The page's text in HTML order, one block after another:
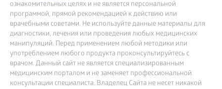
ознакомительных целях и не является персональной
программой, прямой рекомендацией к действию или
врачебными советами. Не используйте данные материалы для
диагностики, лечения или проведения любых медицинских
манипуляций. Перед применением любой методики или
употреблением любого продукта проконсультируйтесь с
врачом. Данный сайт не является специализированным
медицинским порталом и не заменяет профессиональной
консультации специалиста. Владелец Сайта не несет никакой